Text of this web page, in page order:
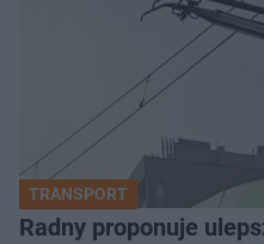
TRANSPORT
Radny proponuje